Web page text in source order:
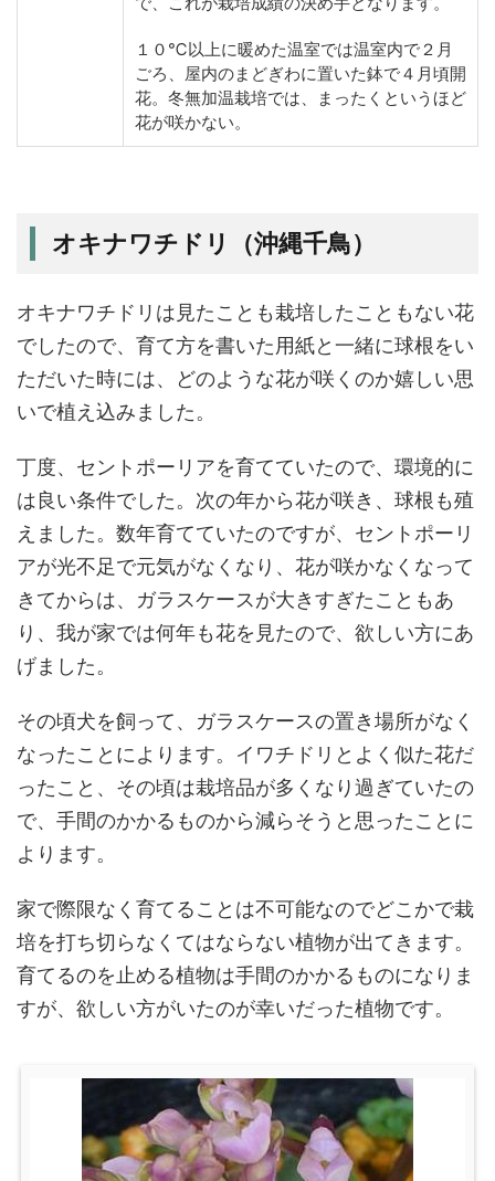
１０℃以上に暖めた温室では温室内で２月
ごろ、屋内のまどぎわに置いた鉢で４月頃開
花。冬無加温栽培では、まったくというほど
花が咲かない。
オキナワチドリ（沖縄千鳥）
オキナワチドリは見たことも栽培したこともない花
でしたので、育て方を書いた用紙と一緒に球根をい
ただいた時には、どのような花が咲くのか嬉しい思
いで植え込みました。
丁度、セントポーリアを育てていたので、環境的に
は良い条件でした。次の年から花が咲き、球根も殖
えました。数年育てていたのですが、セントポーリ
アが光不足で元気がなくなり、花が咲かなくなって
きてからは、ガラスケースが大きすぎたこともあ
り、我が家では何年も花を見たので、欲しい方にあ
げました。
その頃犬を飼って、ガラスケースの置き場所がなく
なったことによります。イワチドリとよく似た花だ
ったこと、その頃は栽培品が多くなり過ぎていたの
で、手間のかかるものから減らそうと思ったことに
よります。
家で際限なく育てることは不可能なのでどこかで栽
培を打ち切らなくてはならない植物が出てきます。
育てるのを止める植物は手間のかかるものになりま
すが、欲しい方がいたのが幸いだった植物です。